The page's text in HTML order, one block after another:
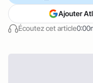
Écoutez cet article
Ajouter